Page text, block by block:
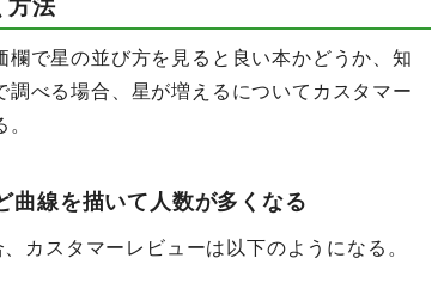
方法
で星の並び方を見ると良い本かどうか、知
調べる場合、星が増えるについてカスタマー
曲線を描いて人数が多くなる
カスタマーレビューは以下のようになる。